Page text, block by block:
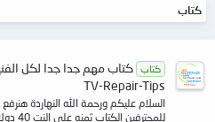
كتاب
كتاب
TV-Repair-Tips
السلام عليكم ورحمة الله النهاردة